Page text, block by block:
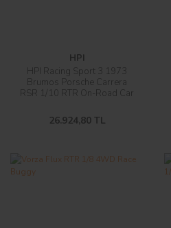
HPI
HPI Racing Sport 3 1973
Brumos Porsche Carrera
RSR 1/10 RTR On-Road Car
26.924,80 TL